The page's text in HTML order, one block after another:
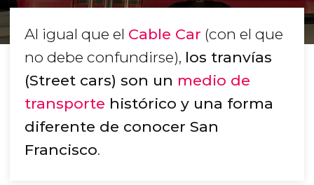
Al igual que el Cable Car (con el que
no debe confundirse), los tranvías
(Street cars) son un medio de
transporte histórico y una forma
diferente de conocer San
Francisco.